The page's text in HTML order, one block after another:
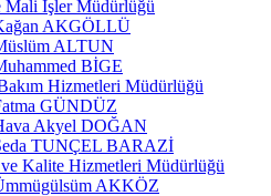
Mali İşler Müdürlüğü
AKGÖLLÜ
ALTUN
BİGE
Hizmetleri Müdürlüğü
GÜNDÜZ
Akyel DOĞAN
TUNÇEL BARAZİ
Kalite Hizmetleri Müdürlüğü
AKKÖZ